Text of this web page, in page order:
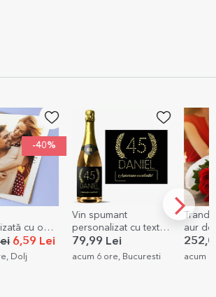
spumant
cu text
zi de naștere -
Lei
6 ore, Bucuresti
Trandafir placat cu
aur de 24k
252,00 Lei
acum 6 ore, Bucuresti